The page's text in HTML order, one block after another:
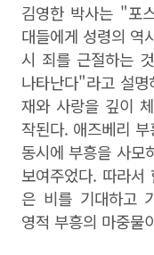
김영한 박사는 "포
대들에게 성령의 역
시 죄를 근절하는
나타난다"라고 설
재와 사랑을 깊이
작된다. 애즈베리
동시에 부흥을 사모
보여주었다. 따라
은 비를 기대하고
영적 부흥의 마중물